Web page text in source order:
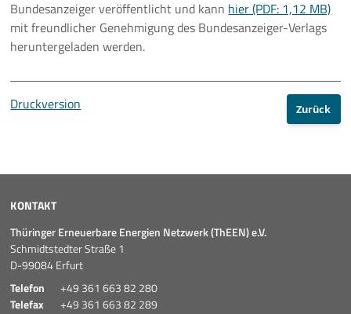
Bundesanzeiger veröffentlicht und kann hier (PDF: 1,12 MB)
mit freundlicher Genehmigung des Bundesanzeiger-Verlags
heruntergeladen werden.
Druckversion Zurück
KONTAKT
Thüringer Erneuerbare Energien Netzwerk (ThEEN) e.V.
Schmidtstedter Straße 1
D-99084 Erfurt
Telefon
+49 361 663 82 280
Telefax
+49 361 663 82 289